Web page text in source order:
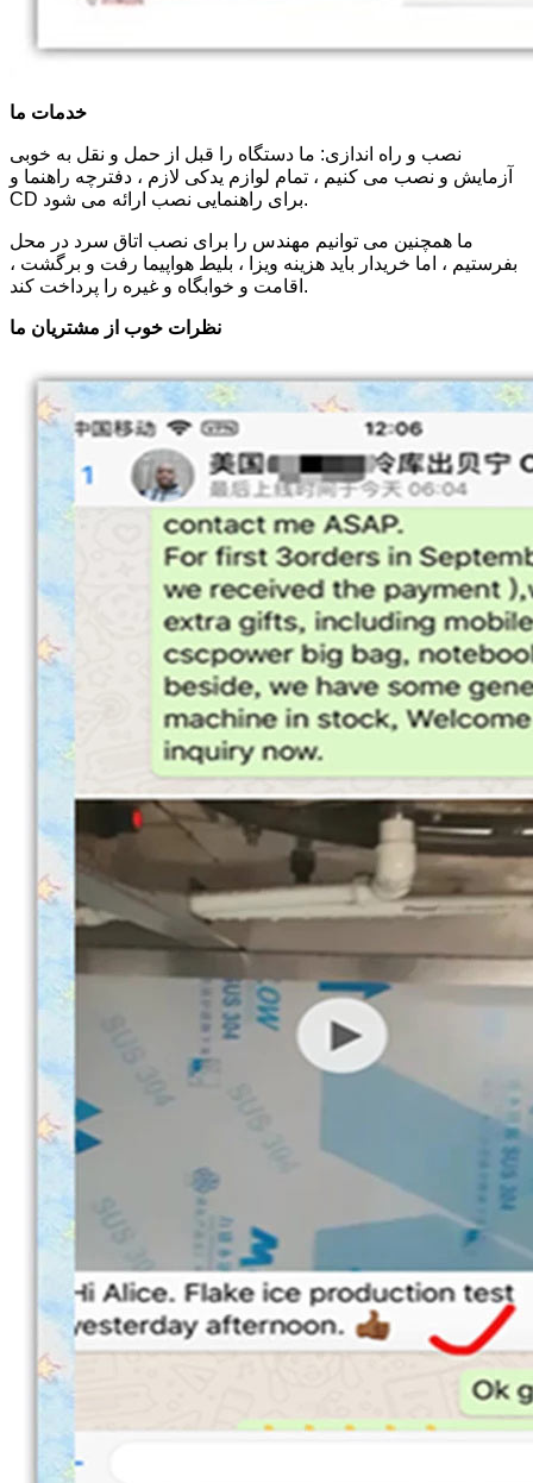
خدمات ما
نصب و راه اندازی: ما دستگاه را قبل از حمل و نقل به خوبی
آزمایش و نصب می کنیم ، تمام لوازم یدکی لازم ، دفترچه راهنما و
CD برای راهنمایی نصب ارائه می شود.
ما همچنین می توانیم مهندس را برای نصب اتاق سرد در محل
بفرستیم ، اما خریدار باید هزینه ویزا ، بلیط هواپیما رفت و برگشت ،
اقامت و خوابگاه و غیره را پرداخت کند.
نظرات خوب از مشتریان ما